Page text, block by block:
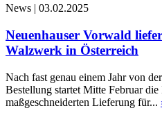
News | 03.02.2025
Neuenhauser Vorwald
Walzwerk in Österreich
Nach fast genau einem Jahr von
Bestellung startet Mitte Februar
maßgeschneiderten Lieferung für...